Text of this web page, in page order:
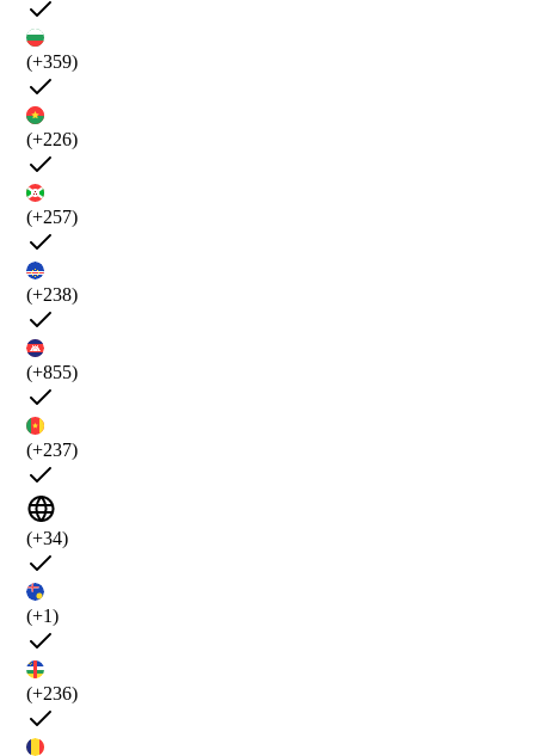
(+359)
(+226)
(+257)
(+238)
(+855)
(+237)
(+34)
(+1)
(+236)